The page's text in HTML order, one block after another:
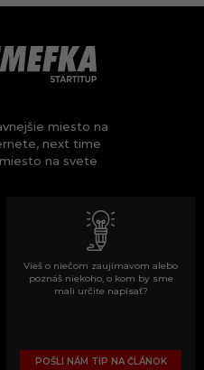
miesto na
next time
na svete
Vieš o niečom zaujímavom alebo
poznáš niekoho, o kom by sme
mali určite napísať?
POŠLI NÁM TIP NA ČLÁNOK